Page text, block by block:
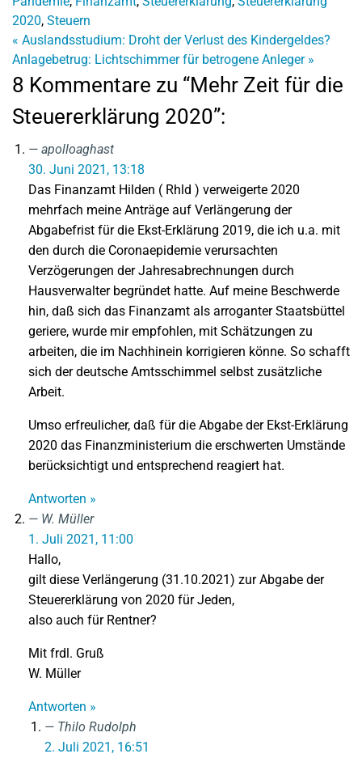
2020, Steuern
« Auslandsstudium: Droht der Verlust des Kindergeldes?
Anlagebetrug: Lichtschimmer für betrogene Anleger »
8 Kommentare zu “Mehr Zeit für die
Steuererklärung 2020”:
apolloaghast
30. Juni 2021, 13:18
Das Finanzamt Hilden ( Rhld ) verweigerte 2020
mehrfach meine Anträge auf Verlängerung der
Abgabefrist für die Ekst-Erklärung 2019, die ich u.a. mit
den durch die Coronaepidemie verursachten
Verzögerungen der Jahresabrechnungen durch
Hausverwalter begründet hatte. Auf meine Beschwerde
hin, daß sich das Finanzamt als arroganter Staatsbüttel
geriere, wurde mir empfohlen, mit Schätzungen zu
arbeiten, die im Nachhinein korrigieren könne. So schafft
sich der deutsche Amtsschimmel selbst zusätzliche
Arbeit.
Umso erfreulicher, daß für die Abgabe der Ekst-Erklärung
2020 das Finanzministerium die erschwerten Umstände
berücksichtigt und entsprechend reagiert hat.
Antworten »
W. Müller
1. Juli 2021, 11:00
Hallo,
gilt diese Verlängerung (31.10.2021) zur Abgabe der
Steuererklärung von 2020 für Jeden,
also auch für Rentner?
Mit frdl. Gruß
W. Müller
Antworten »
Thilo Rudolph
2. Juli 2021, 16:51